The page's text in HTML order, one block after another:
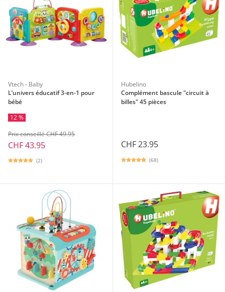
Vtech - Baby
L’univers éducatif 3-en-1 pour
bébé
12 %
CHF 43.95
Prix conseillé CHF 49.95
(2)
Hubelino
Complément bascule "circuit à
billes" 45 pièces
CHF 23.95
(68)